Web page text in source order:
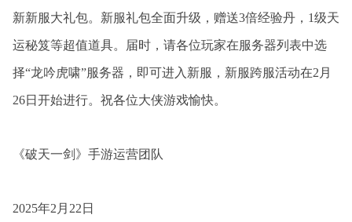
新新服大礼包。新服礼包全面升级，赠送3倍经验丹，1级天
运秘笈等超值道具。届时，请各位玩家在服务器列表中选
择“龙吟虎啸”服务器，即可进入新服，新服跨服活动在2月
26日开始进行。祝各位大侠游戏愉快。
《破天一剑》手游运营团队
2025年2月22日